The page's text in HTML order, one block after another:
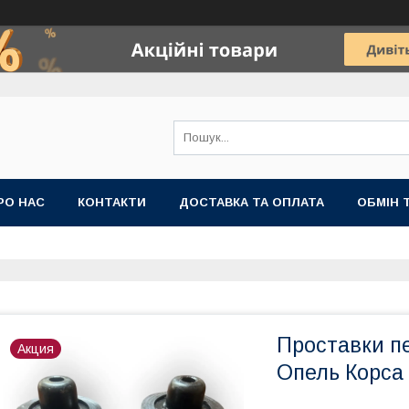
НАС КОНТАКТИ ДОСТАВКА ТА ОПЛАТА ОБМІН
Акция
Проставки
Опель